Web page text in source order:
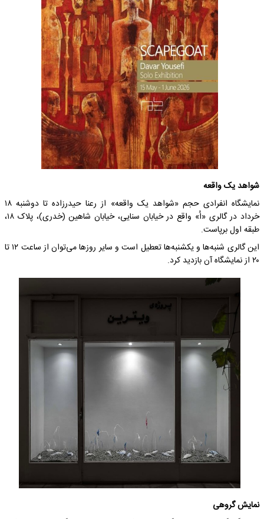
شواهد یک واقعه
نمایشگاه انفرادی حجم «شواهد یک واقعه» از رعنا حیدرزاده تا دوشنبه ۱۸
خرداد در گالری «اُ» واقع در خیابان سنایی، خیابان شاهین (خدری)، پلاک ۱۸،
طبقه‌ اول برپاست.
این گالری شنبه‌ها و یکشنبه‌ها تعطیل است و سایر روزها می‌توان از ساعت ۱۲ تا
۲۰ از نمایشگاه آن بازدید کرد.
نمایش گروهی